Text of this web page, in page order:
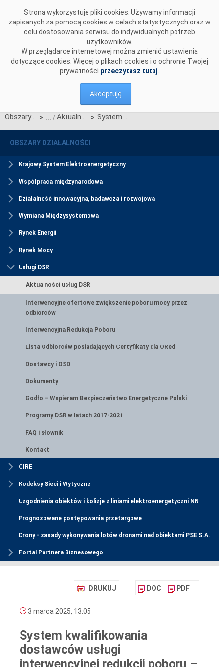
Strona wykorzystuje pliki cookies. Używamy informacji
zapisanych za pomocą cookies w celach statystycznych oraz w
celu dostosowania serwisu do indywidualnych potrzeb
użytkowników.
W przeglądarce internetowej można zmienić ustawienia
dotyczące cookies. Więcej o plikach cookies i o ochronie Twojej
prywatności przeczytasz tutaj
Akceptuję
Obszary działalności > Aktualności usług DSR > System kwalifikowania dostawców usługi interwencyjnej redukcji poboru – nowy nabór
OBSZARY DZIAŁALNOŚCI
Krajowy System Elektroenergetyczny
Współpraca międzynarodowa
Działalność innowacyjna, badawcza i rozwojowa
Wymiana Międzysystemowa
Rynek Energii
Rynek Mocy
Usługi DSR
Aktualności usług DSR
Interwencyjne ofertowe zwiększenie poboru mocy przez
odbiorców
Interwencyjna Redukcja Poboru
Lista Odbiorców posiadających Certyfikaty dla ORed
Dostawcy i OSD
Dokumenty
Godło – Wspieram Bezpieczeństwo Energetyczne Polski
Programy DSR w latach 2017-2021
FAQ i słownik
Kontakt
OIRE
Kodeksy Sieci i Wytyczne
Uzgodnienia obiektów i kolizje z liniami elektroenergetyczni NN
Prognozowane postępowania przetargowe
Drony - zasady wykonywania lotów dronami nad obiektami PSE S.A.
Portal Partnera Biznesowego
DRUKUJ DOC PDF
3 marca 2025, 13:05
System kwalifikowania
dostawców usługi
interwencyjnej redukcji poboru –